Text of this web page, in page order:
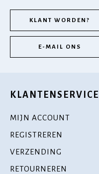
KLANT WORDEN?
E-MAIL ONS
KLANTENSERVICE
MIJN ACCOUNT
REGISTREREN
VERZENDING
RETOURNEREN